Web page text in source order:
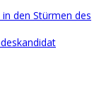
in den Stürmen des